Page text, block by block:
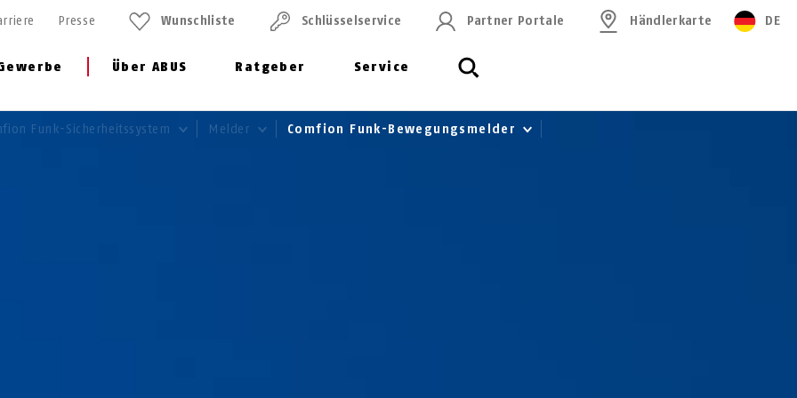
Über ABUS Ratgeber Service
Presse Wunschliste Schlüssel­service Partner Portale Händlerkarte DE
Funk-Sicherheitssystem Melder Comfion Funk-Bewegungsmelder